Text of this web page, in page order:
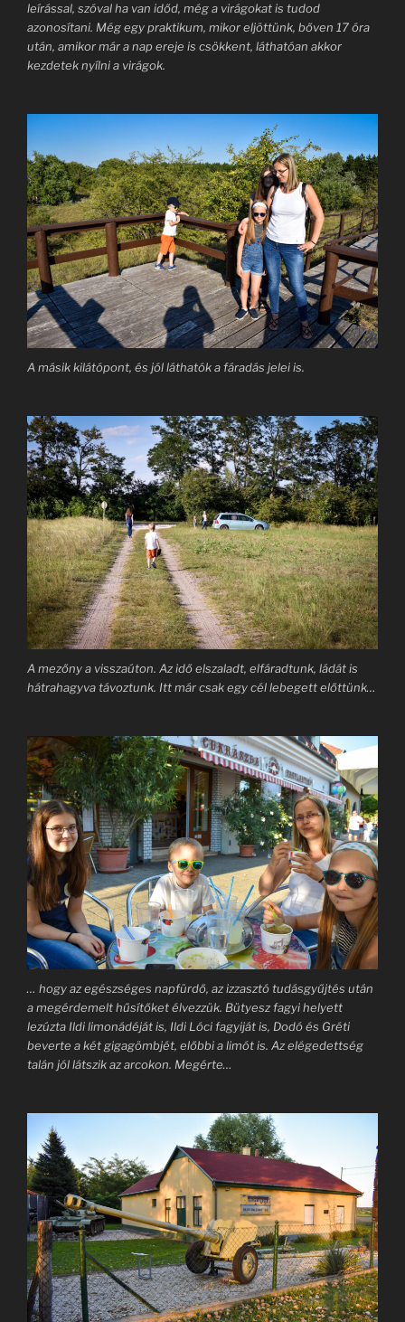
leírással, szóval ha van időd, még a virágokat is tudod
azonosítani. Még egy praktikum, mikor eljöttünk, bőven 17 óra
után, amikor már a nap ereje is csökkent, láthatóan akkor
kezdetek nyílni a virágok.
A másik kilátópont, és jól láthatók a fáradás jelei is.
A mezőny a visszaúton. Az idő elszaladt, elfáradtunk, ládát is
hátrahagyva távoztunk. Itt már csak egy cél lebegett előttünk…
… hogy az egészséges napfürdő, az izzasztó tudásgyűjtés után
a megérdemelt hűsítőket élvezzük. Bütyesz fagyi helyett
lezúzta Ildi limonádéját is, Ildi Lóci fagyiját is, Dodó és Gréti
beverte a két gigagömbjét, előbbi a limót is. Az elégedettség
talán jól látszik az arcokon. Megérte…